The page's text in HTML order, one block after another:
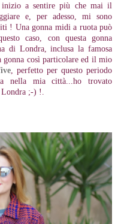
inizio a sentire più che mai il
e, per adesso, mi sono
! Una gonna midi a ruota può
caso, con questa gonna
di Londra, inclusa la famosa
gonna così particolare ed il mio
, perfetto per questo periodo
nella mia città...ho trovato
Londra ;-) !.